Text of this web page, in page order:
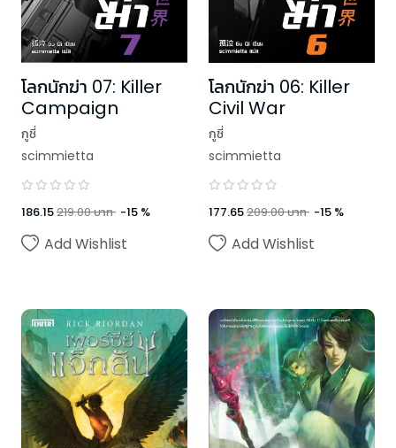
โลกนักฆ่า 07: Killer
Campaign
กูชี่
scimmietta
186.15219.00บาท -15 %
Add Wishlist
โลกนักฆ่า 06: Killer
Civil War
กูชี่
scimmietta
177.65209.00บาท -15 %
Add Wishlist